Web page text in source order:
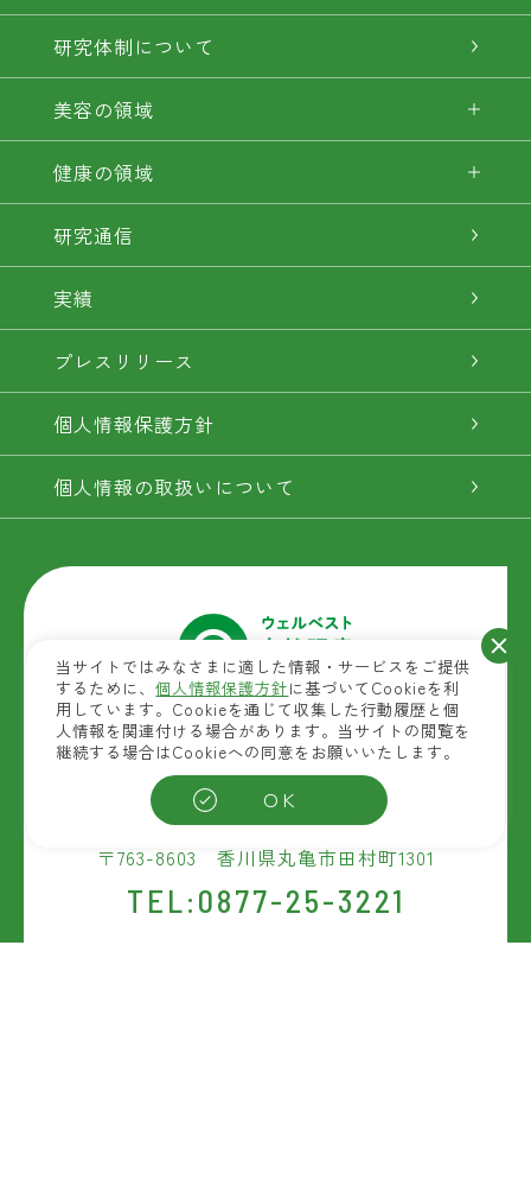
自然素材商品を扱う
ウェルベストの開発拠点
(富士産業研究開発センター)
〒763-8603 香川県丸亀市田村町1301
TEL:0877-25-3221
研究体制について
美容の領域
健康の領域
研究通信
実績
プレスリリース
個人情報保護方針
個人情報の取扱いについて
当サイトではみなさまに適した情報・サービスをご提供
するために、個人情報保護方針に基づいてCookieを利
用しています。Cookieを通じて収集した行動履歴と個
人情報を関連付ける場合があります。当サイトの閲覧を
継続する場合はCookieへの同意をお願いいたします。
OK